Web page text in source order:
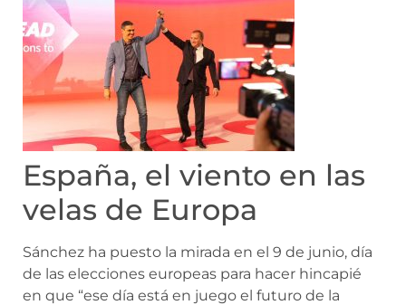
España, el viento en las
velas de Europa
Sánchez ha puesto la mirada en el 9 de junio, día
de las elecciones europeas para hacer hincapié
en que “ese día está en juego el futuro de la